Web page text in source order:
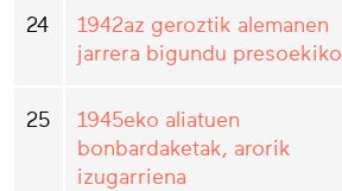
24
1942az geroztik alemanen
jarrera bigundu presoekiko
25
1945eko aliatuen
bonbardaketak, arorik
izugarriena